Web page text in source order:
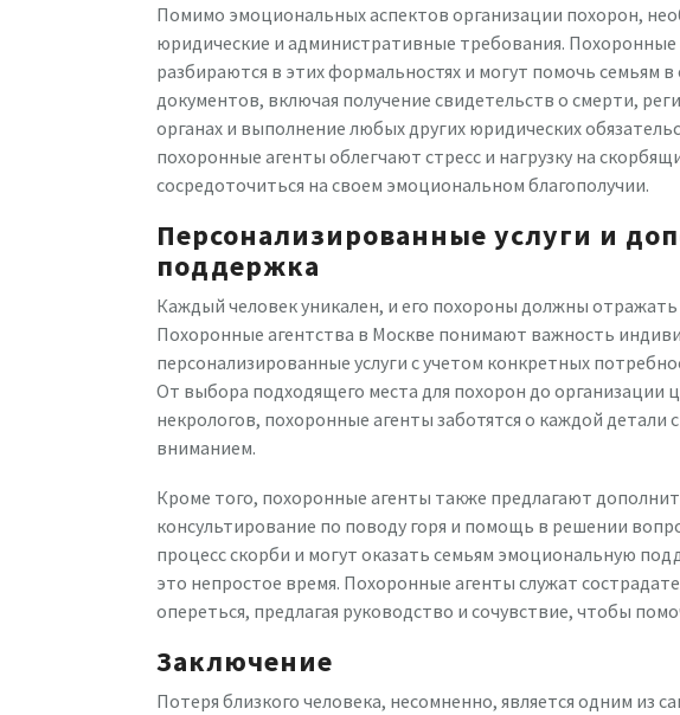
Помимо эмоциональных аспектов организации похорон,
юридические и административные требования.
разбираются в этих формальностях и могут помочь семьям
документов, включая получение свидетельств о смерти,
органах и выполнение любых других юридических
похоронные агенты облегчают стресс и нагрузку на
сосредоточиться на своем эмоциональном благополучии.
Персонализированные услуги и
поддержка
Каждый человек уникален, и его похороны должны
Похоронные агентства в Москве понимают важность
персонализированные услуги с учетом конкретных
От выбора подходящего места для похорон до организации
некрологов, похоронные агенты заботятся о каждой
вниманием.
Кроме того, похоронные агенты также предлагают
консультирование по поводу горя и помощь в решении
процесс скорби и могут оказать семьям эмоциональную
это непростое время. Похоронные агенты служат
опереться, предлагая руководство и сочувствие, чтобы
Заключение
Потеря близкого человека, несомненно, является одним из